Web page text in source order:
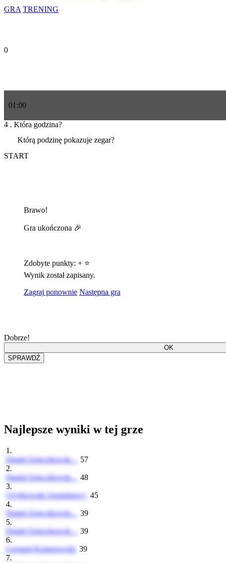
GRA TRENING
0
01 :00
4 . Która godzina?
Którą podzinę pokazuje zegar?
START
Brawo!
Gra ukończona 🎉
Zdobyte punkty: +⭐
Wynik został zapisany.
Zagraj ponownie Następna gra
Dobrze!
Najlepsze wyniki w tej grze
1.
Daniel Zajączkowsk... 57
2.
Daniel Zajączkowsk... 48
3.
Użytkownik Anonimowy 45
4.
Daniel Zajączkowsk... 39
5.
Daniel Zajączkowsk... 39
6.
Leonard Komorowski 39
7.